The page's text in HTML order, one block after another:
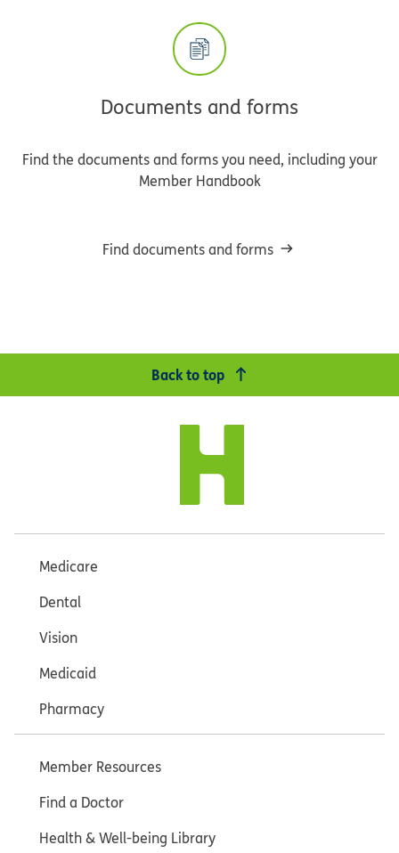
Documents and forms
Find the documents and forms you need, including your
Member Handbook
Find documents and forms
Back to top
Medicare
Dental
Vision
Medicaid
Pharmacy
Member Resources
Find a Doctor
Health & Well-being Library